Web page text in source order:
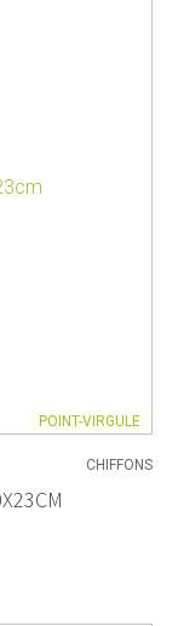
POINT-VIRGULE
CHIFFONS